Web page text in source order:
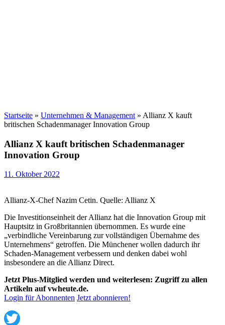
Startseite » Unternehmen & Management » Allianz X kauft
britischen Schadenmanager Innovation Group
Allianz X kauft britischen Schadenmanager
Innovation Group
11. Oktober 2022
Allianz-X-Chef Nazim Cetin. Quelle: Allianz X
Die Investitionseinheit der Allianz hat die Innovation Group mit
Hauptsitz in Großbritannien übernommen. Es wurde eine
„verbindliche Vereinbarung zur vollständigen Übernahme des
Unternehmens“ getroffen. Die Münchener wollen dadurch ihr
Schaden-Management verbessern und denken dabei wohl
insbesondere an die Allianz Direct.
Jetzt Plus-Mitglied werden und weiterlesen: Zugriff zu allen
Artikeln auf vwheute.de.
Login für Abonnenten Jetzt abonnieren!